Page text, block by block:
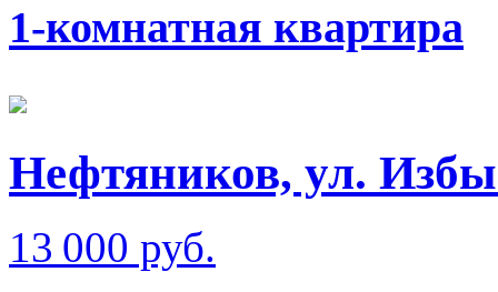
1-комнатная квартира
Нефтяников, ул.
13 000 руб.